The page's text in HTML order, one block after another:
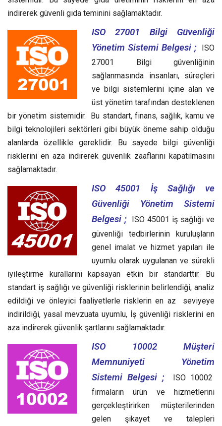
indirerek güvenli gıda teminini sağlamaktadır.
ISO 27001 Bilgi Güvenliği
Yönetim Sistemi Belgesi ; ISO
27001 Bilgi güvenliğinin
sağlanmasında insanları, süreçleri
ve bilgi sistemlerini içine alan ve
üst yönetim tarafından desteklenen
bir yönetim sistemidir. Bu standart, finans, sağlık, kamu ve
bilgi teknolojileri sektörleri gibi büyük öneme sahip olduğu
alanlarda özellikle gereklidir. Bu sayede bilgi güvenliği
risklerini en aza indirerek güvenlik zaaflarını kapatılmasını
sağlamaktadır.
ISO 45001 İş Sağlığı ve
Güvenliği Yönetim Sistemi
Belgesi ; ISO 45001 iş sağlığı ve
güvenliği tedbirlerinin kuruluşların
genel imalat ve hizmet yapıları ile
uyumlu olarak uygulanan ve sürekli
iyileştirme kurallarını kapsayan etkin bir standarttır. Bu
standart iş sağlığı ve güvenliği risklerinin belirlendiği, analiz
edildiği ve önleyici faaliyetlerle risklerin en az seviyeye
indirildiği, yasal mevzuata uyumlu, İş güvenliği risklerini en
aza indirerek güvenlik şartlarını sağlamaktadır.
ISO 10002 Müşteri
Memnuniyeti Yönetim
Sistemi Belgesi ;
ISO 10002
firmaların ürün ve hizmetlerini
gerçekleştirirken müşterilerinden
gelen şikayet ve talepleri